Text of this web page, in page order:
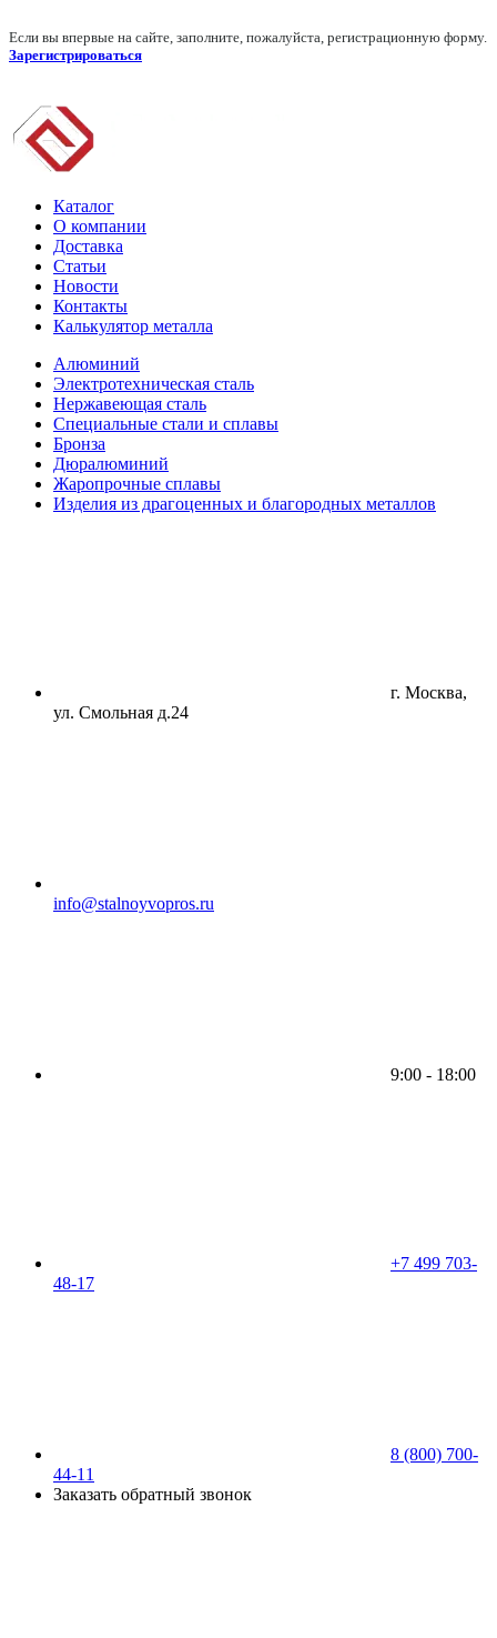
Если вы впервые на сайте, заполните, пожалуйста, регистрационную форму.
Зарегистрироваться
Каталог
О компании
Доставка
Статьи
Новости
Контакты
Калькулятор металла
Алюминий
Электротехническая сталь
Нержавеющая сталь
Специальные стали и сплавы
Бронза
Дюралюминий
Жаропрочные сплавы
Изделия из драгоценных и благородных металлов
г. Москва,
ул. Смольная д.24
info@stalnoyvopros.ru
9:00 - 18:00
+7 499 703-
48-17
8 (800) 700-
44-11
Заказать обратный звонок